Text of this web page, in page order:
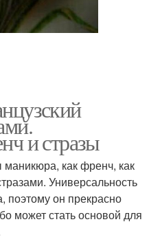
и стразы
маникюра, как френч, как
Универсальность
поэтому он прекрасно
может стать основой для